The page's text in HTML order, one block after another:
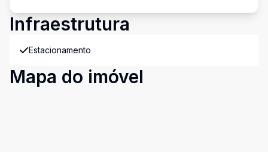
Infraestrutura
Estacionamento
Mapa do imóvel